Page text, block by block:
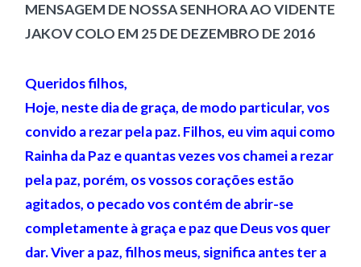
MENSAGEM DE NOSSA SENHORA AO VIDENTE
JAKOV COLO EM 25 DE DEZEMBRO DE 2016
Queridos filhos,
Hoje, neste dia de graça, de modo particular, vos
convido a rezar pela paz. Filhos, eu vim aqui como
Rainha da Paz e quantas vezes vos chamei a rezar
pela paz, porém, os vossos corações estão
agitados, o pecado vos contém de abrir-se
completamente à graça e paz que Deus vos quer
dar. Viver a paz, filhos meus, significa antes ter a